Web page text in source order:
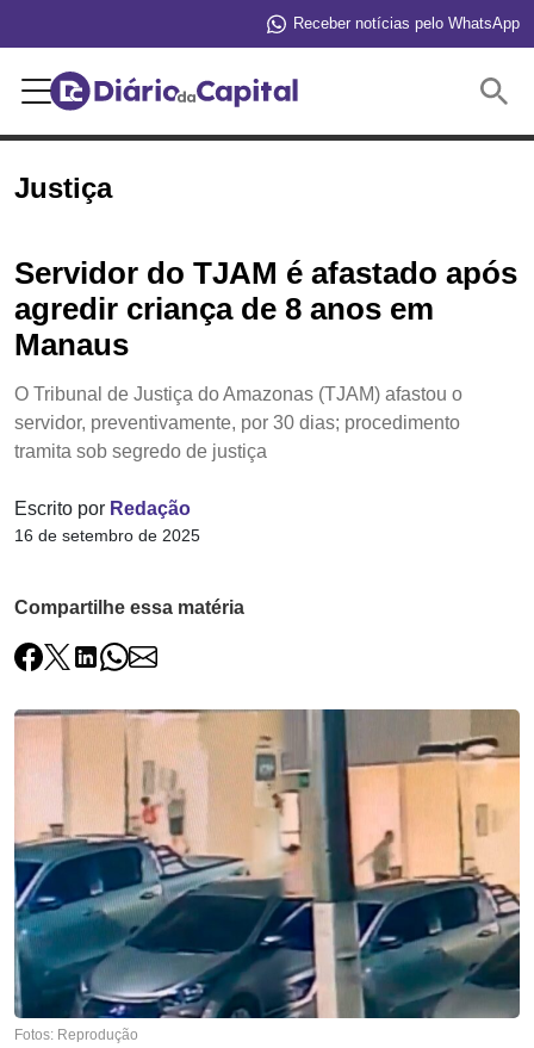
Receber notícias pelo WhatsApp
Justiça
Servidor do TJAM é afastado após
agredir criança de 8 anos em
Manaus
O Tribunal de Justiça do Amazonas (TJAM) afastou o
servidor, preventivamente, por 30 dias; procedimento
tramita sob segredo de justiça
Escrito por Redação
16 de setembro de 2025
Compartilhe essa matéria
Fotos: Reprodução